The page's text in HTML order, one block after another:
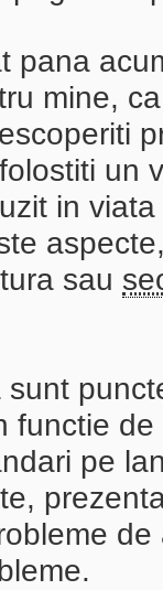
pana
mine,
un
in
sau
functie
pe